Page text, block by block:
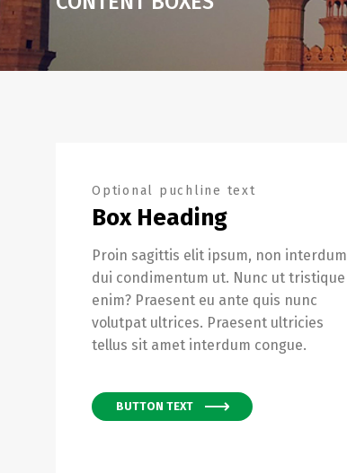
Optional puchline text
Box Heading
Proin sagittis elit ipsum, non interdum
dui condimentum ut. Nunc ut tristique
enim? Praesent eu ante quis nunc
volutpat ultrices. Praesent ultricies
tellus sit amet interdum congue.
BUTTON TEXT